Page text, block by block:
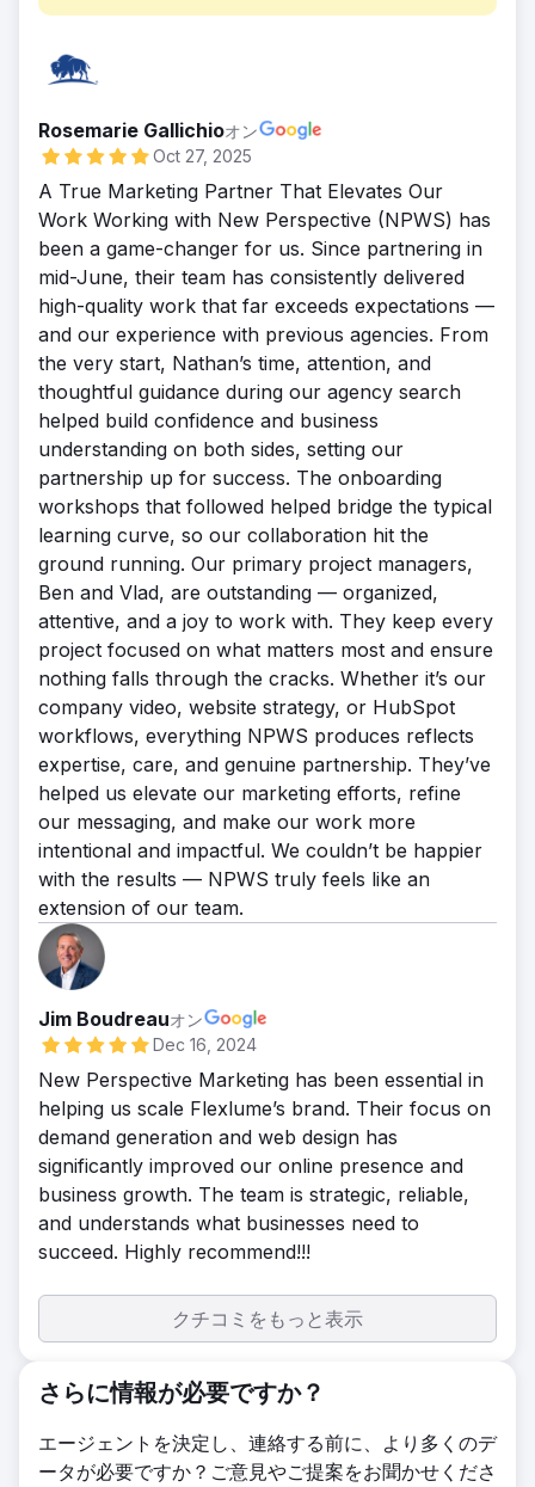
Rosemarie Gallichioオン
Oct 27, 2025
A True Marketing Partner That Elevates Our
Work Working with New Perspective (NPWS) has
been a game-changer for us. Since partnering in
mid-June, their team has consistently delivered
high-quality work that far exceeds expectations —
and our experience with previous agencies. From
the very start, Nathan’s time, attention, and
thoughtful guidance during our agency search
helped build confidence and business
understanding on both sides, setting our
partnership up for success. The onboarding
workshops that followed helped bridge the typical
learning curve, so our collaboration hit the
ground running. Our primary project managers,
Ben and Vlad, are outstanding — organized,
attentive, and a joy to work with. They keep every
project focused on what matters most and ensure
nothing falls through the cracks. Whether it’s our
company video, website strategy, or HubSpot
workflows, everything NPWS produces reflects
expertise, care, and genuine partnership. They’ve
helped us elevate our marketing efforts, refine
our messaging, and make our work more
intentional and impactful. We couldn’t be happier
with the results — NPWS truly feels like an
extension of our team.
Jim Boudreauオン
Dec 16, 2024
New Perspective Marketing has been essential in
helping us scale Flexlume’s brand. Their focus on
demand generation and web design has
significantly improved our online presence and
business growth. The team is strategic, reliable,
and understands what businesses need to
succeed. Highly recommend!!!
クチコミをもっと表示
さらに情報が必要ですか？
エージェントを決定し、連絡する前に、より多くのデ
ータが必要ですか？ご意見やご提案をお聞かせくださ